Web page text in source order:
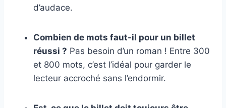
d’audace.
Combien de mots faut-il pour un billet
réussi ? Pas besoin d’un roman ! Entre 300
et 800 mots, c’est l’idéal pour garder le
lecteur accroché sans l’endormir.